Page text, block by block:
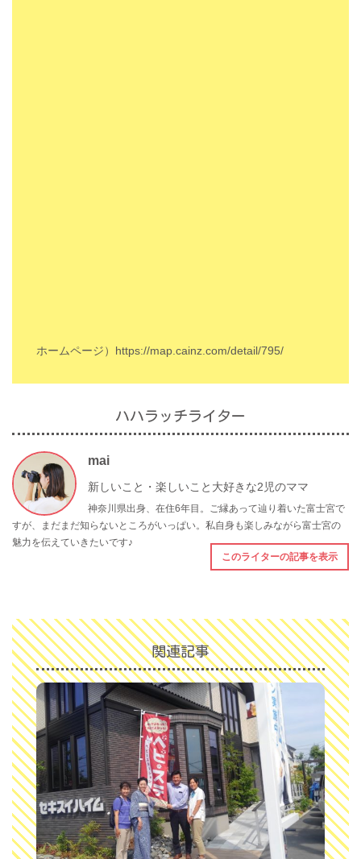
ホームページ） https://map.cainz.com/detail/795/
ハハラッチライター
mai
新しいこと・楽しいこと大好きな2児のママ
神奈川県出身、在住6年目。ご縁あって辿り着いた富士宮で
すが、まだまだ知らないところがいっぱい。私自身も楽しみながら富士宮の
魅力を伝えていきたいです♪
このライターの記事を表示
関連記事